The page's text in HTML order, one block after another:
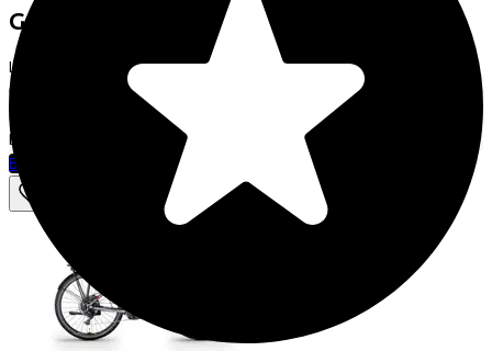
Gazelle Grenoble C8 (2026)
Leaseprijs p/m vanaf
€81,21
Prijs
Bespaar
Bekijk